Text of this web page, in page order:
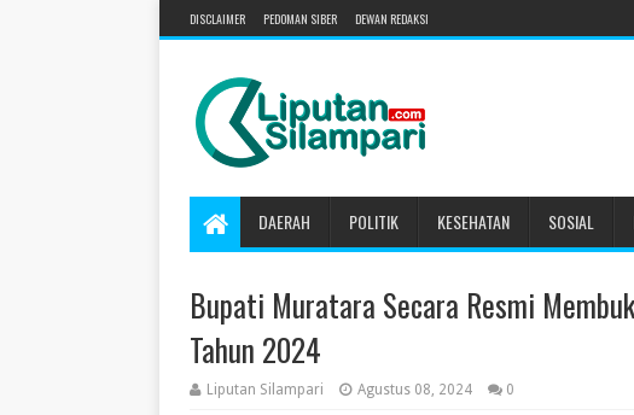
DISCLAIMER PEDOMAN SIBER DEWAN REDAKSI
DAERAH POLITIK KESEHATAN SOSIAL
Bupati Muratara Secara Resmi
Tahun 2024
Liputan Silampari Agustus 08, 2024 0